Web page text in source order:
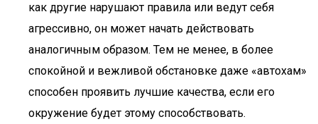
как другие нарушают правила или ведут себя
агрессивно, он может начать действовать
аналогичным образом. Тем не менее, в более
спокойной и вежливой обстановке даже «автохам»
способен проявить лучшие качества, если его
окружение будет этому способствовать.